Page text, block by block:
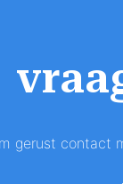
gerust contact